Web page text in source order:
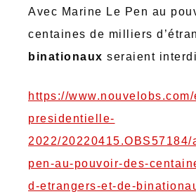
Avec Marine Le Pen au
centaines de milliers
binationaux seraient
https://
presidentielle-
2022/
pen-au-pouvoir-des-
d-etrangers-et-de-